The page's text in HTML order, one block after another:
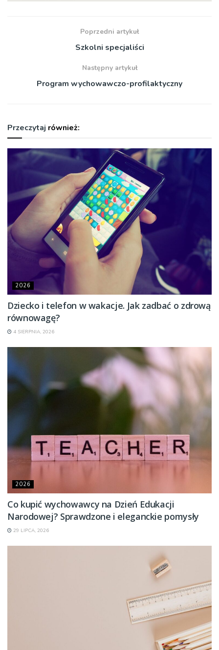
Poprzedni artykuł
Szkolni specjaliści
Następny artykuł
Program wychowawczo-profilaktyczny
Przeczytaj również:
2026
Dziecko i telefon w wakacje. Jak zadbać o zdrową
równowagę?
4 SIERPNIA, 2026
2026
Co kupić wychowawcy na Dzień Edukacji
Narodowej? Sprawdzone i eleganckie pomysły
29 LIPCA, 2026